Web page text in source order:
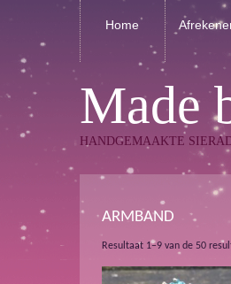
Home
Made
HANDGEMAAKTE
ARMBAND
Resultaat 1–9 van de 50